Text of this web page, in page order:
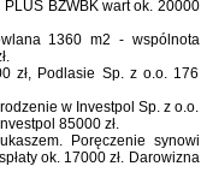
BZWBK wart ok. 20000
1360 m2 - wspólnota
zł, Podlasie Sp. z o.o. 176
w Investpol Sp. z o.o.
85000 zł.
Poręczenie synowi
ok. 17000 zł. Darowizna